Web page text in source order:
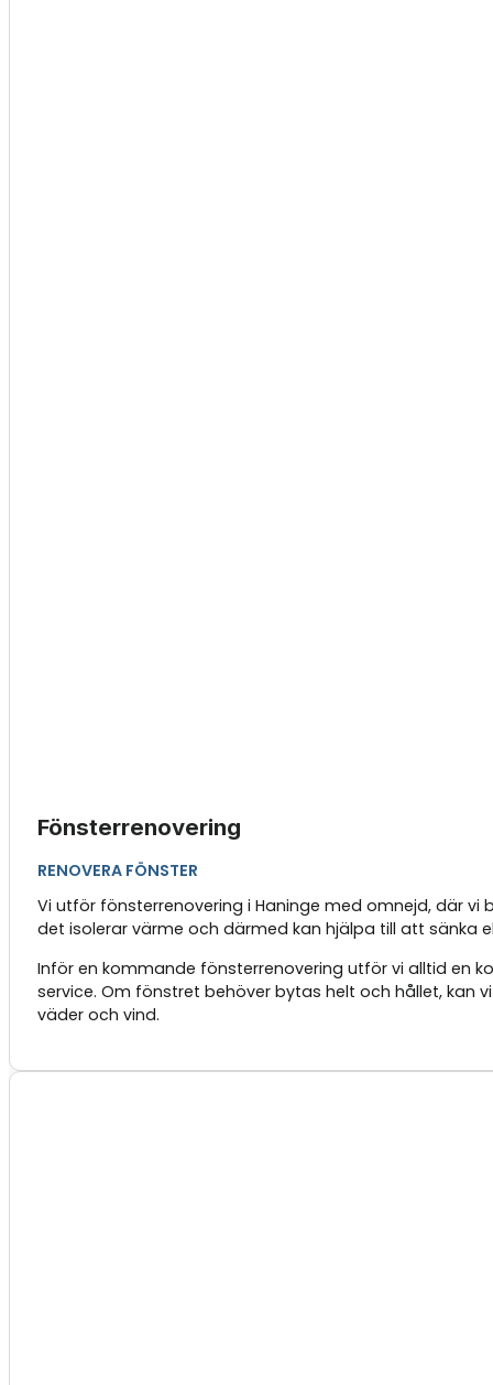
Fönsterrenovering
RENOVERA FÖNSTER
Vi utför fönsterrenovering i Haninge med omnejd, där
det isolerar värme och därmed kan hjälpa till att sänka
Inför en kommande fönsterrenovering utför vi alltid en
service. Om fönstret behöver bytas helt och hållet,
väder och vind.